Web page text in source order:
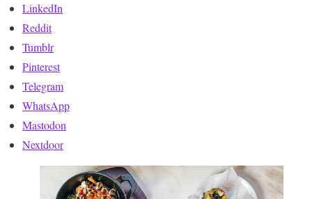
LinkedIn
Reddit
Tumblr
Pinterest
Telegram
WhatsApp
Mastodon
Nextdoor